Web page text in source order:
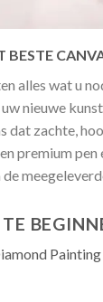
BESTE
alles wat u
nieuwe
dat zachte,
premium pen
Painting